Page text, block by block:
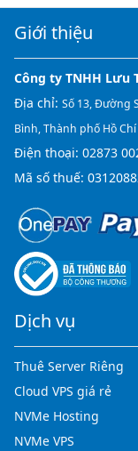
Giới thiệu
Công ty TNHH Lưu
Địa chỉ: Số 13, Đường
Bình, Thành phố Hồ
Điện thoại: 02873
Mã số thuế:
Dịch vụ
Thuê Server Riêng
Cloud VPS giá rẻ
NVMe Hosting
NVMe VPS